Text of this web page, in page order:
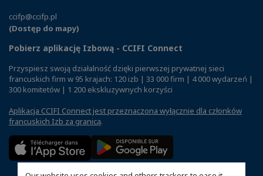
ccifp@ccifp.pl
(Dostęp do mapy)
Pobierz aplikację Izbową - CCIFI Connect
Przyspiesz swoją działalność dzięki pierwszej prywatnej sieci
francuskich firm w 95 krajach: 120 izb | 33 000 firm | 4 000 wydarzeń |
300 komitetów | 1 200 ekskluzywnych korzyści
Aplikacja CCIFI Connect jest przeznaczona wyłącznie dla członków
francuskich Izb za granicą.